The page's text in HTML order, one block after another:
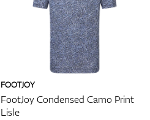
FOOTJOY
FootJoy Condensed Camo Print
Lisle